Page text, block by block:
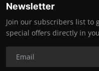
Newsletter
Join our subscribers list to
special offers directly in